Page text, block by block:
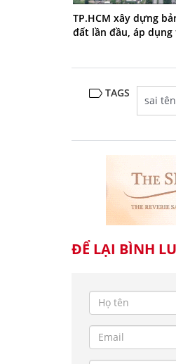
TP.HCM xây dựng
đất lần đầu, áp dụng
TAGS
sai
ĐỂ LẠI BÌNH